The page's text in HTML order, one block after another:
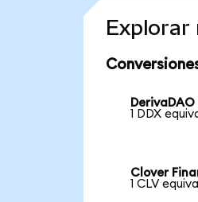
Explorar
1 DDX
Clover
1 CLV